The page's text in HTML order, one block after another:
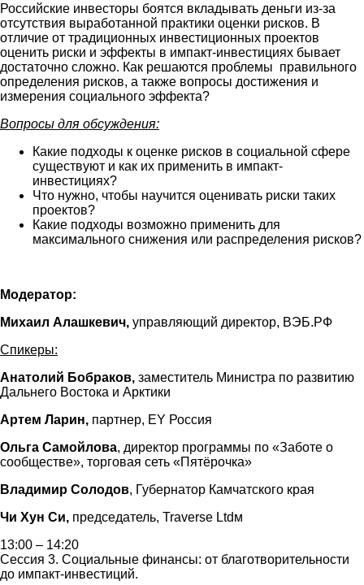
Российские инвесторы боятся вкладывать деньги из-за
отсутствия выработанной практики оценки рисков. В
отличие от традиционных инвестиционных проектов
оценить риски и эффекты в импакт-инвестициях бывает
достаточно сложно. Как решаются проблемы правильного
определения рисков, а также вопросы достижения и
измерения социального эффекта?
Вопросы для обсуждения:
Какие подходы к оценке рисков в социальной сфере
существуют и как их применить в импакт-
инвестициях?
Что нужно, чтобы научится оценивать риски таких
проектов?
Какие подходы возможно применить для
максимального снижения или распределения рисков?
Модератор:
Михаил Алашкевич, управляющий директор, ВЭБ.РФ
Спикеры:
Анатолий Бобраков, заместитель Министра по развитию
Дальнего Востока и Арктики
Артем Ларин, партнер, EY Россия
Ольга Самойлова, директор программы по «Заботе о
сообществе», торговая сеть «Пятёрочка»
Владимир Солодов, Губернатор Камчатского края
Чи Хун Си, председатель, Traverse Ltdм
13:00 – 14:20
Сессия 3. Социальные финансы: от благотворительности
до импакт-инвестиций.